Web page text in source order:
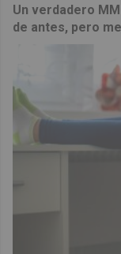
Un verdadero
de antes, pero